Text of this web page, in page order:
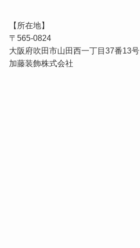
【所在地】
〒565-0824
大阪府吹田市山田西一丁目37番13号
加藤装飾株式会社